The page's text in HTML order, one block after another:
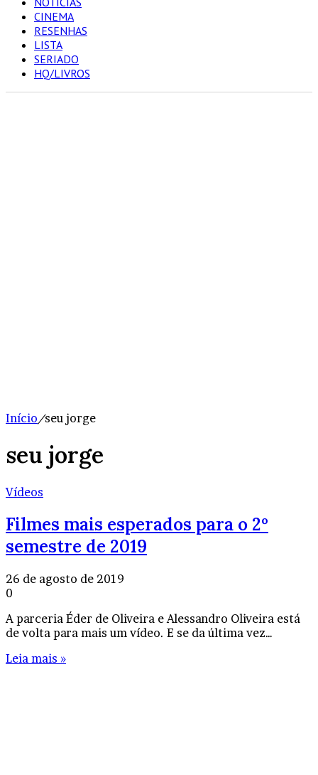
CINEMA
RESENHAS
LISTA
SERIADO
HQ/LIVROS
Início/seu jorge
seu jorge
Vídeos
Filmes mais esperados para o 2º
semestre de 2019
26 de agosto de 2019
0
A parceria Éder de Oliveira e Alessandro Oliveira está
de volta para mais um vídeo. E se da última vez…
Leia mais »